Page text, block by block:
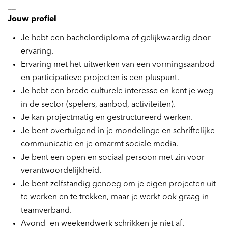
Jouw profiel
Je hebt een bachelordiploma of gelijkwaardig door
ervaring.
Ervaring met het uitwerken van een vormingsaanbod
en participatieve projecten is een pluspunt.
Je hebt een brede culturele interesse en kent je weg
in de sector (spelers, aanbod, activiteiten).
Je kan projectmatig en gestructureerd werken.
Je bent overtuigend in je mondelinge en schriftelijke
communicatie en je omarmt sociale media.
Je bent een open en sociaal persoon met zin voor
verantwoordelijkheid.
Je bent zelfstandig genoeg om je eigen projecten uit
te werken en te trekken, maar je werkt ook graag in
teamverband.
Avond- en weekendwerk schrikken je niet af.